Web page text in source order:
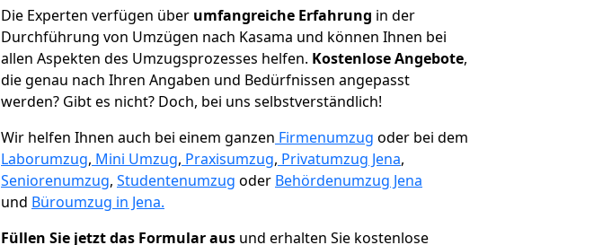
Die Experten verfügen über umfangreiche Erfahrung in der
Durchführung von Umzügen nach Kasama und können Ihnen bei
allen Aspekten des Umzugsprozesses helfen. Kostenlose Angebote,
die genau nach Ihren Angaben und Bedürfnissen angepasst
werden? Gibt es nicht? Doch, bei uns selbstverständlich!
Wir helfen Ihnen auch bei einem ganzen Firmenumzug oder bei dem
Laborumzug, Mini Umzug, Praxisumzug, Privatumzug Jena,
Seniorenumzug, Studentenumzug oder Behördenumzug Jena
und Büroumzug in Jena.
Füllen Sie jetzt das Formular aus und erhalten Sie kostenlose